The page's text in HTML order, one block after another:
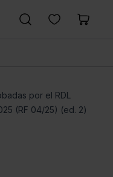
por el RDL
(RF 04/25) (ed. 2)